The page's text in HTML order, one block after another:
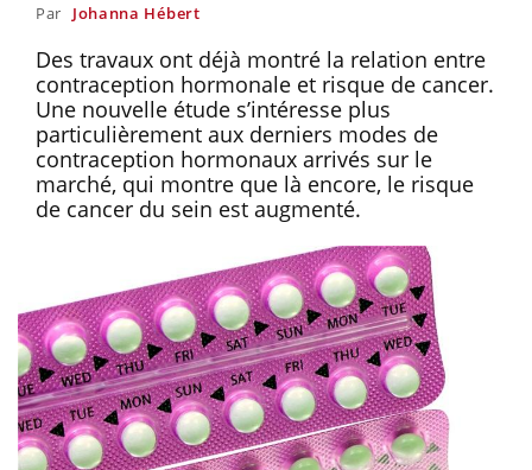
Par Johanna Hébert
Des travaux ont déjà montré la relation entre
contraception hormonale et risque de cancer.
Une nouvelle étude s’intéresse plus
particulièrement aux derniers modes de
contraception hormonaux arrivés sur le
marché, qui montre que là encore, le risque
de cancer du sein est augmenté.